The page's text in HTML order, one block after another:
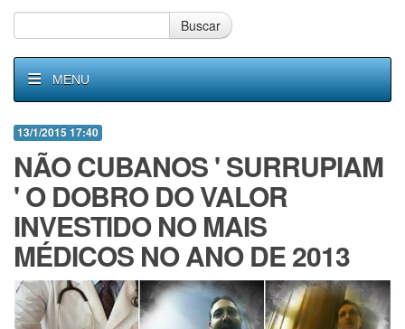
Buscar
MENU
13/1/2015 17:40
NÃO CUBANOS ' SURRUPIAM
' O DOBRO DO VALOR
INVESTIDO NO MAIS
MÉDICOS NO ANO DE 2013